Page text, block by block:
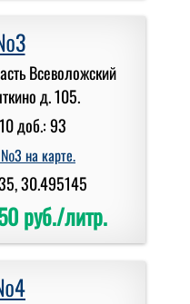
Всеволожский
д. 105.
доб.: 93
на карте.
30.495145
руб./литр.